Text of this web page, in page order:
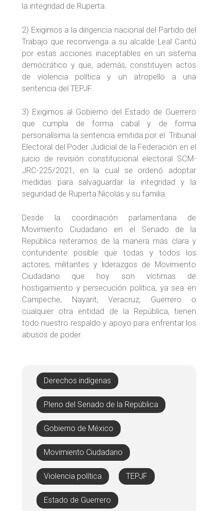
la integridad de Ruperta.
2) Exigimos a la dirigencia nacional del Partido del
Trabajo que reconvenga a su alcalde Leal Cantú
por estas acciones inaceptables en un sistema
democrático y que, además, constituyen actos
de violencia política y un atropello a una
sentencia del TEPJF.
3) Exigimos al Gobierno del Estado de Guerrero
que cumpla de forma cabal y de forma
personalísima la sentencia emitida por el Tribunal
Electoral del Poder Judicial de la Federación en el
juicio de revisión constitucional electoral SCM-
JRC-225/2021, en la cual se ordenó adoptar
medidas para salvaguardar la integridad y la
seguridad de Ruperta Nicolás y su familia.
Desde la coordinación parlamentaria de
Movimiento Ciudadano en el Senado de la
República reiteramos de la manera más clara y
contundente posible que todas y todos los
actores, militantes y liderazgos de Movimiento
Ciudadano que hoy son víctimas de
hostigamiento y persecución política, ya sea en
Campeche, Nayarit, Veracruz, Guerrero o
cualquier otra entidad de la República, tienen
todo nuestro respaldo y apoyo para enfrentar los
abusos de poder.
Derechos indígenas
Pleno del Senado de la República
Gobierno de México
Movimiento Ciudadano
Violencia política TEPJF
Estado de Guerrero